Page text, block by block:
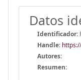
Datos
Identificador:
Handle:
Autores:
Resumen: